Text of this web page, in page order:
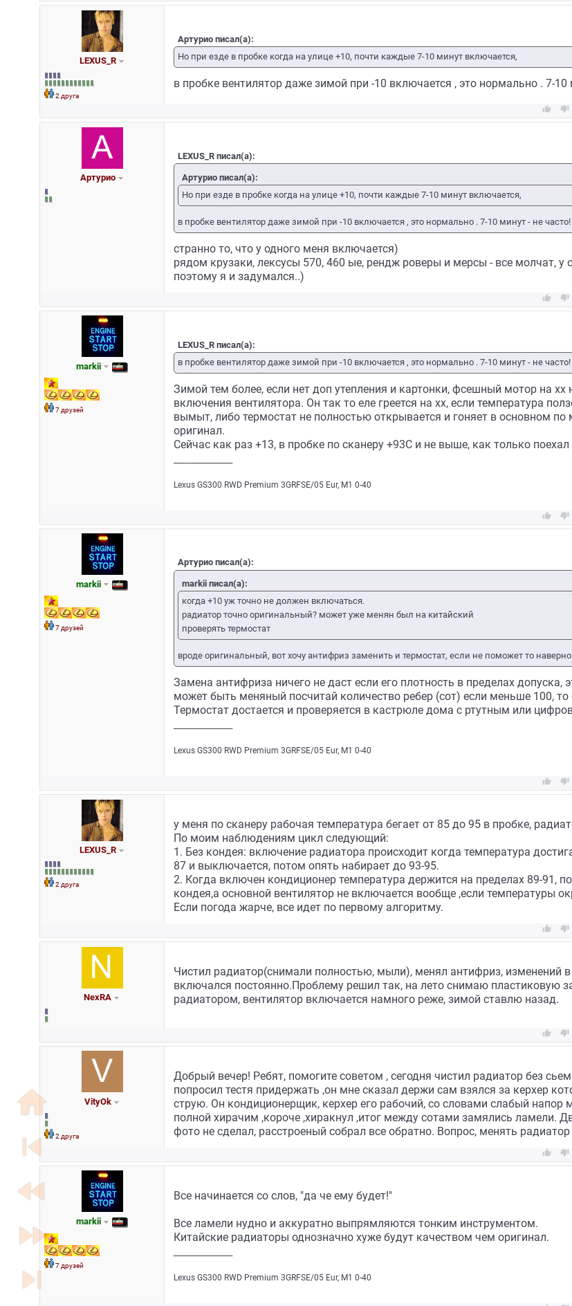
home
skip_previous
fast_rewind
fast_forward
skip_next
LEXUS_R
2 друга
Артурио писал(а):
Но при езде в пробке когда на улице +10, почти каждые 7-10 минут включается,
в пробке вентилятор даже зимой при -10 включается , это нормально . 7-10
 
Артурио
LEXUS_R писал(а):
Артурио писал(а):
Но при езде в пробке когда на улице +10, почти каждые 7-10 минут включается,
в пробке вентилятор даже зимой при -10 включается , это нормально . 7-10 минут - не часто!
странно то, что у одного меня включается)
рядом крузаки, лексусы 570, 460 ые, рендж роверы и мерсы - все молчат, у
поэтому я и задумался..)
 
markii
7 друзей
LEXUS_R писал(а):
в пробке вентилятор даже зимой при -10 включается , это нормально . 7-10 минут - не часто!
Зимой тем более, если нет доп утепления и картонки, фсешный мотор на хх
включения вентилятора. Он так то еле греется на хх, если температура
вымыт, либо термостат не полностью открывается и гоняет в основном по
оригинал.
Сейчас как раз +13, в пробке по сканеру +93С и не выше, как только поехал
Lехus GS300 RWD Рrеmium 3GRFSЕ/05 Eur, М1 0-40
 
markii
7 друзей
Артурио писал(а):
markii писал(а):
когда +10 уж точно не должен включаться.
радиатор точно оригинальный? может уже менян был на китайский
проверять термостат
вроде оригинальный, вот хочу антифриз заменить и термостат, если не поможет то
Замена антифриза ничего не даст если его плотность в пределах допуска,
может быть меняный посчитай количество ребер (сот) если меньше 100, то
Термостат достается и проверяется в кастрюле дома с ртутным или
Lехus GS300 RWD Рrеmium 3GRFSЕ/05 Eur, М1 0-40
 
LEXUS_R
2 друга
у меня по сканеру рабочая температура бегает от 85 до 95 в пробке,
По моим наблюдениям цикл следующий:
1. Без кондея: включение радиатора происходит когда температура
87 и выключается, потом опять набирает до 93-95.
2. Когда включен кондиционер температура держится на пределах 89-91,
кондея,а основной вентилятор не включается вообще ,если температуры
Если погода жарче, все идет по первому алгоритму.
 
NexRA
Чистил радиатор(снимали полностью, мыли), менял антифриз, изменений в
включался постоянно.Проблему решил так, на лето снимаю пластиковую
радиатором, вентилятор включается намного реже, зимой ставлю назад.
 
VityOk
2 друга
Добрый вечер! Ребят, помогите советом , сегодня чистил радиатор без
попросил тестя придержать ,он мне сказал держи сам взялся за керхер
струю. Он кондиционерщик, керхер его рабочий, со словами слабый
полной хирачим ,короче ,хиракнул ,итог между сотами замялись ламели.
фото не сделал, расстроеный собрал все обратно. Вопрос, менять
 
markii
7 друзей
Все начинается со слов, "да че ему будет!"
Все ламели нудно и аккуратно выпрямляются тонким инструментом.
Китайские радиаторы однозначно хуже будут качеством чем оригинал.
Lехus GS300 RWD Рrеmium 3GRFSЕ/05 Eur, М1 0-40